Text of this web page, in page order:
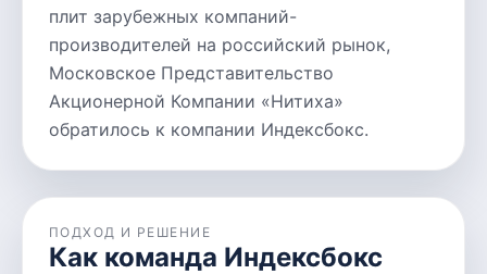
плит зарубежных компаний-
производителей на российский рынок,
Московское Представительство
Акционерной Компании «Нитиха»
обратилось к компании Индексбокс.
ПОДХОД И РЕШЕНИЕ
Как команда Индексбокс